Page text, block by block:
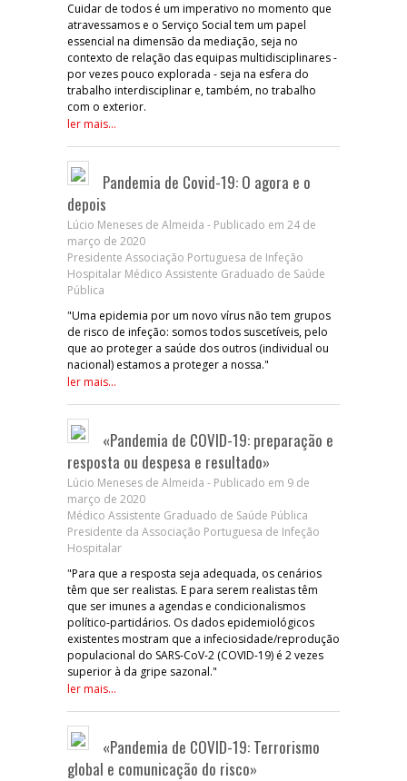
Cuidar de todos é um imperativo no momento que
atravessamos e o Serviço Social tem um papel
essencial na dimensão da mediação, seja no
contexto de relação das equipas multidisciplinares -
por vezes pouco explorada - seja na esfera do
trabalho interdisciplinar e, também, no trabalho
com o exterior.
ler mais...
Pandemia de Covid-19: O agora e o
depois
Lúcio Meneses de Almeida - Publicado em 24 de
março de 2020
Presidente Associação Portuguesa de Infeção
Hospitalar Médico Assistente Graduado de Saúde
Pública
"Uma epidemia por um novo vírus não tem grupos
de risco de infeção: somos todos suscetíveis, pelo
que ao proteger a saúde dos outros (individual ou
nacional) estamos a proteger a nossa."
ler mais...
«Pandemia de COVID-19: preparação e
resposta ou despesa e resultado»
Lúcio Meneses de Almeida - Publicado em 9 de
março de 2020
Médico Assistente Graduado de Saúde Pública
Presidente da Associação Portuguesa de Infeção
Hospitalar
"Para que a resposta seja adequada, os cenários
têm que ser realistas. E para serem realistas têm
que ser imunes a agendas e condicionalismos
político-partidários. Os dados epidemiológicos
existentes mostram que a infeciosidade/reprodução
populacional do SARS-CoV-2 (COVID-19) é 2 vezes
superior à da gripe sazonal."
ler mais...
«Pandemia de COVID-19: Terrorismo
global e comunicação do risco»